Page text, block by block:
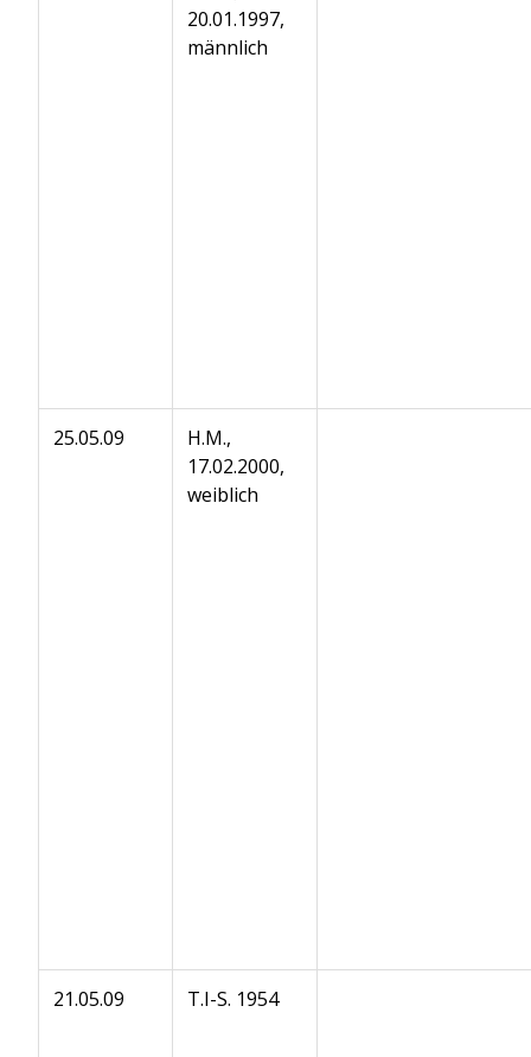
20.01.1997,
männlich
25.05.09
H.M.,
17.02.2000,
weiblich
21.05.09 T.I-S. 1954